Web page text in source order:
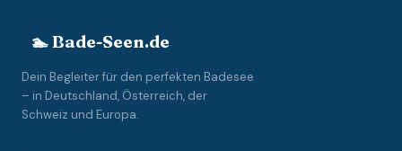
🏊 Bade-Seen.de
Dein Begleiter für den perfekten Badesee
– in Deutschland, Österreich, der
Schweiz und Europa.